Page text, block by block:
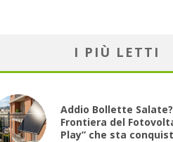
I PIÙ LETTI
Addio Bollette
Frontiera del
Play” che sta